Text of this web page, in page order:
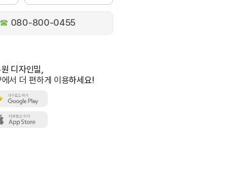
☎ 080-800-0455
디자인밀,
서 더 편하게 이용하세요!